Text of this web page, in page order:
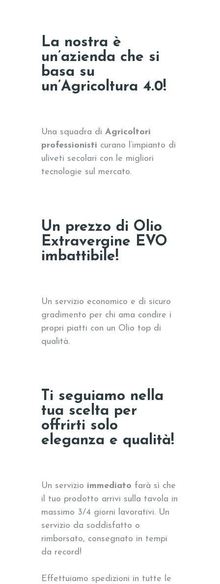
La nostra è
un’azienda che si
basa su
un’Agricoltura 4.0!
Una squadra di Agricoltori
professionisti curano l’impianto di
uliveti secolari con le migliori
tecnologie sul mercato.
Un prezzo di Olio
Extravergine EVO
imbattibile!
Un servizio economico e di sicuro
gradimento per chi ama condire i
propri piatti con un Olio top di
qualità.
Ti seguiamo nella
tua scelta per
offrirti solo
eleganza e qualità!
Un servizio immediato farà sì che
il tuo prodotto arrivi sulla tavola in
massimo 3/4 giorni lavorativi. Un
servizio da soddisfatto o
rimborsato, consegnato in tempi
da record!
Effettuiamo spedizioni in tutte le